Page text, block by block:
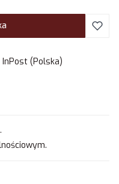
(Polska)
.